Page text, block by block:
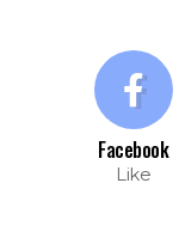
Facebook
Like